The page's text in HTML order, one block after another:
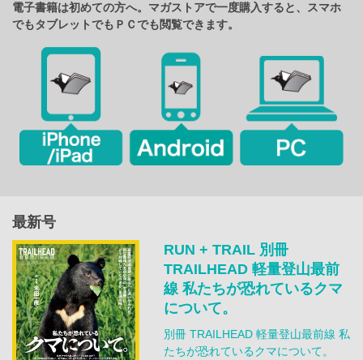
電子書籍は初めての方へ。マガストアで一度購入すると、スマホ
でもタブレットでもＰＣでも閲覧できます。
最新号
RUN + TRAIL 別冊
TRAILHEAD 軽量登山最前
線 私たちが恐れているクマ
について。
別冊 TRAILHEAD 軽量登山最前線 私
たちが恐れているクマについて。